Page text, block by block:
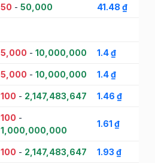
50 - 50,000 41.48 ₫
5,000 - 10,000,000 1.4 ₫
5,000 - 10,000,000 1.4 ₫
100 - 2,147,483,647 1.46 ₫
100 -
1,000,000,000
1.61 ₫
100 - 2,147,483,647 1.93 ₫